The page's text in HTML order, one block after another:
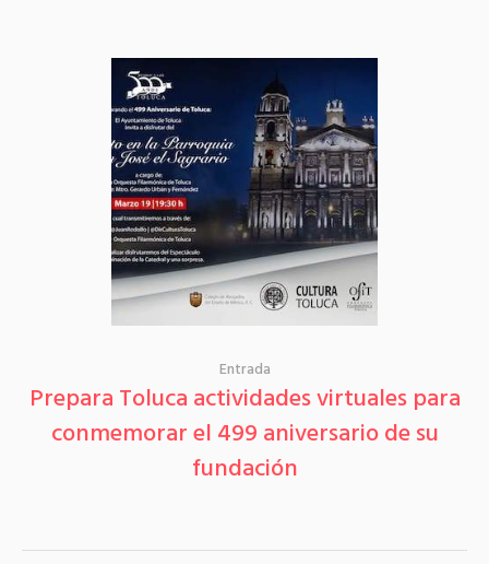
Entrada
Prepara Toluca actividades virtuales para
conmemorar el 499 aniversario de su
fundación